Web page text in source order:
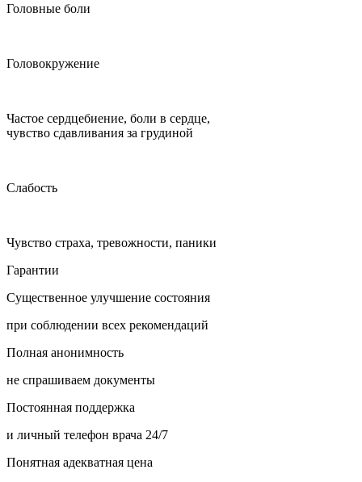
Головные боли
Головокружение
Частое сердцебиение, боли в сердце,
чувство сдавливания за грудиной
Слабость
Чувство страха, тревожности, паники
Гарантии
Существенное улучшение состояния
при соблюдении всех рекомендаций
Полная анонимность
не спрашиваем документы
Постоянная поддержка
и личный телефон врача 24/7
Понятная адекватная цена